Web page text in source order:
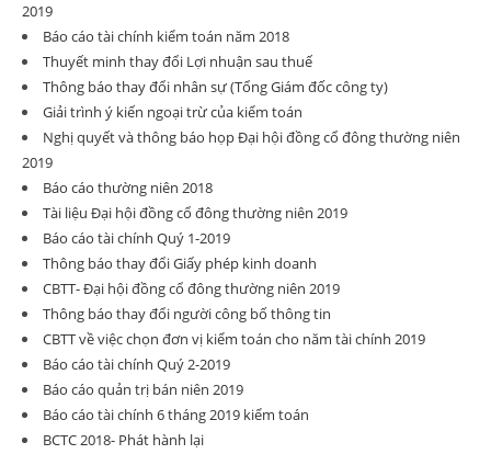
2019
Báo cáo tài chính kiểm toán năm 2018
Thuyết minh thay đổi Lợi nhuận sau thuế
Thông báo thay đổi nhân sự (Tổng Giám đốc công ty)
Giải trình ý kiến ngoại trừ của kiểm toán
Nghị quyết và thông báo họp Đại hội đồng cổ đông thường niên
2019
Báo cáo thường niên 2018
Tài liệu Đại hội đồng cổ đông thường niên 2019
Báo cáo tài chính Quý 1-2019
Thông báo thay đổi Giấy phép kinh doanh
CBTT- Đại hội đồng cổ đông thường niên 2019
Thông báo thay đổi người công bố thông tin
CBTT về việc chọn đơn vị kiểm toán cho năm tài chính 2019
Báo cáo tài chính Quý 2-2019
Báo cáo quản trị bán niên 2019
Báo cáo tài chính 6 tháng 2019 kiểm toán
BCTC 2018- Phát hành lại